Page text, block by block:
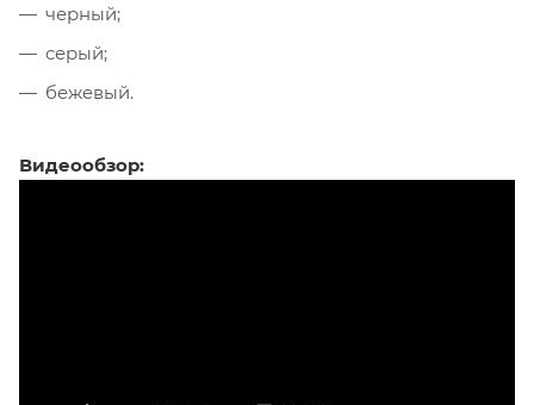
черный;
серый;
бежевый.
Видеообзор: